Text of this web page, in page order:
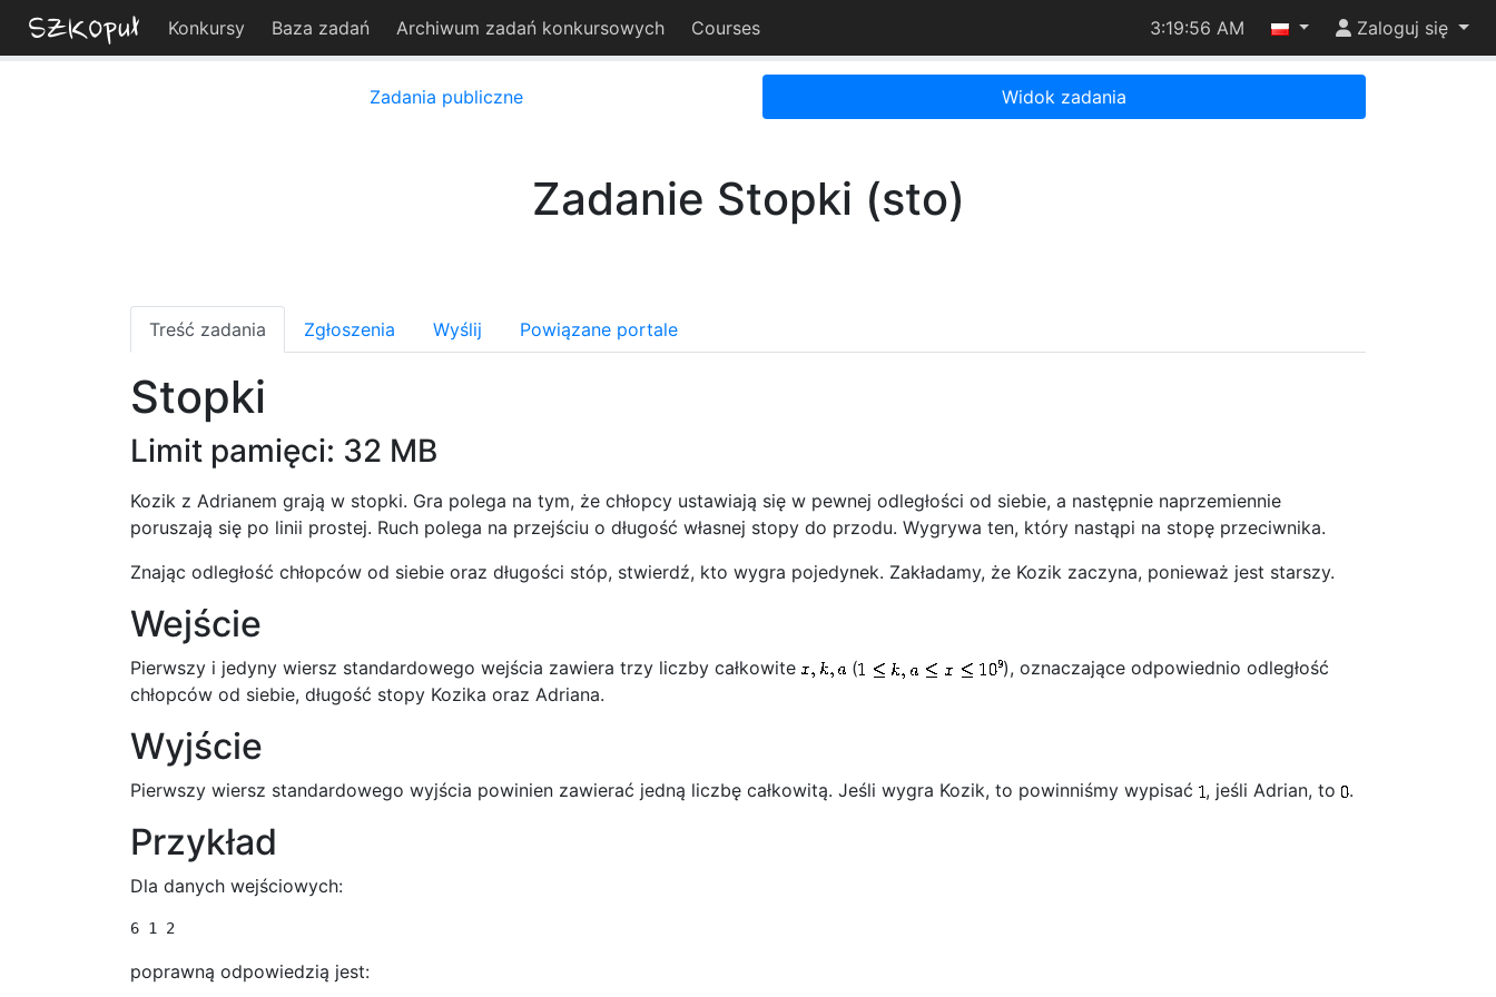
Konkursy Baza zadań Archiwum zadań konkursowych Courses 3:19:56 AM Zaloguj się
Zadania publiczne Widok zadania
Zadanie Stopki (sto)
Treść zadania Zgłoszenia Wyślij Powiązane portale
Stopki
Limit pamięci: 32 MB
Kozik z Adrianem grają w stopki. Gra polega na tym, że chłopcy ustawiają się w pewnej odległości od siebie, a następnie naprzemiennie
poruszają się po linii prostej. Ruch polega na przejściu o długość własnej stopy do przodu. Wygrywa ten, który nastąpi na stopę przeciwnika.
Znając odległość chłopców od siebie oraz długości stóp, stwierdź, kto wygra pojedynek. Zakładamy, że Kozik zaczyna, ponieważ jest starszy.
Wejście
Pierwszy i jedyny wiersz standardowego wejścia zawiera trzy liczby całkowite (
), oznaczające odpowiednio odległość
chłopców od siebie, długość stopy Kozika oraz Adriana.
Wyjście
Pierwszy wiersz standardowego wyjścia powinien zawierać jedną liczbę całkowitą. Jeśli wygra Kozik, to powinniśmy wypisać , jeśli Adrian, to .
Przykład
Dla danych wejściowych:
poprawną odpowiedzią jest: